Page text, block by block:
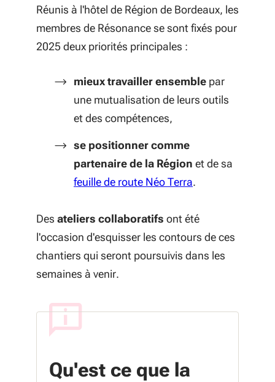
Réunis à l'hôtel de Région de Bordeaux, les
membres de Résonance se sont fixés pour
2025 deux priorités principales :
mieux travailler ensemble par
une mutualisation de leurs outils
et des compétences,
se positionner comme
partenaire de la Région et de sa
feuille de route Néo Terra.
Des ateliers collaboratifs ont été
l'occasion d'esquisser les contours de ces
chantiers qui seront poursuivis dans les
semaines à venir.
Qu'est ce que la